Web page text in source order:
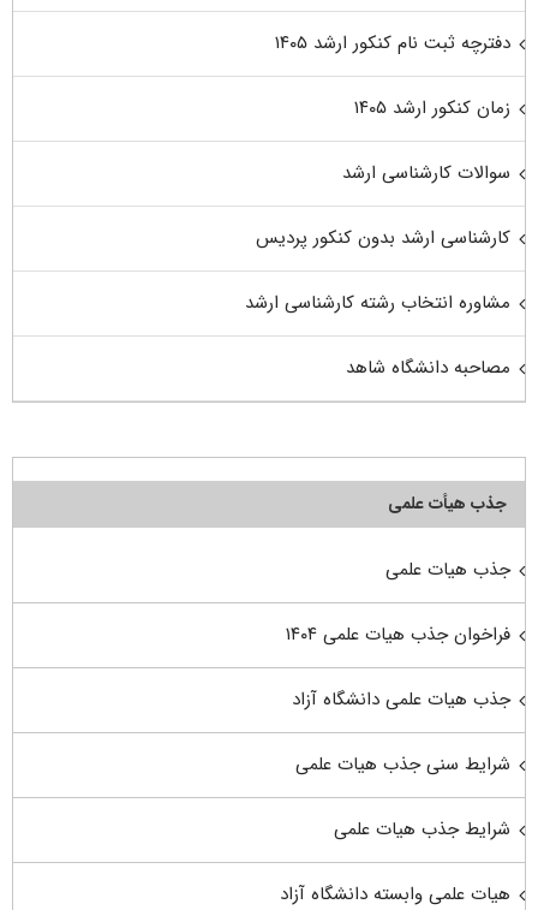
دفترچه ثبت نام کنکور ارشد ۱۴۰۵
زمان کنکور ارشد ۱۴۰۵
سوالات کارشناسی ارشد
کارشناسی ارشد بدون کنکور پردیس
مشاوره انتخاب رشته کارشناسی ارشد
مصاحبه دانشگاه شاهد
جذب هیأت علمی
جذب هیات علمی
فراخوان جذب هیات علمی ۱۴۰۴
جذب هیات علمی دانشگاه آزاد
شرایط سنی جذب هیات علمی
شرایط جذب هیات علمی
هیات علمی وابسته دانشگاه آزاد